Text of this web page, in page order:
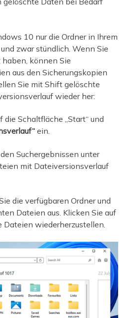
10 nur die Ordner in Ihrem
zwar stündlich. Wenn Sie
können Sie
aus den Sicherungskopien
Sie mit Shift gelöschte
wieder her:
die Schaltfläche „Start“ und
ein.
Suchergebnissen unter
mit Dateiversionsverlauf
die verfügbaren Ordner und
Dateien aus. Klicken Sie auf
Dateien wiederherzustellen.